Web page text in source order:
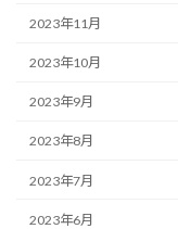
2023年11月
2023年10月
2023年9月
2023年8月
2023年7月
2023年6月